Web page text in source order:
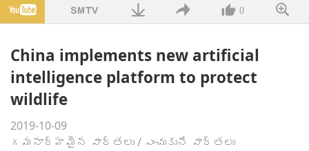
0
China implements new artificial
intelligence platform to protect
wildlife
2019-10-09
గమనార్హమైన వార్తలు/ ఎంచుకునే వార్తలు